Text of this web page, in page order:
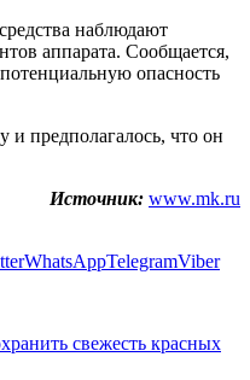
наблюдают
аппарата. Сообщается,
опасность
и предполагалось, что он
Источник: www.mk.ru
WhatsAppTelegramViber
свежесть красных